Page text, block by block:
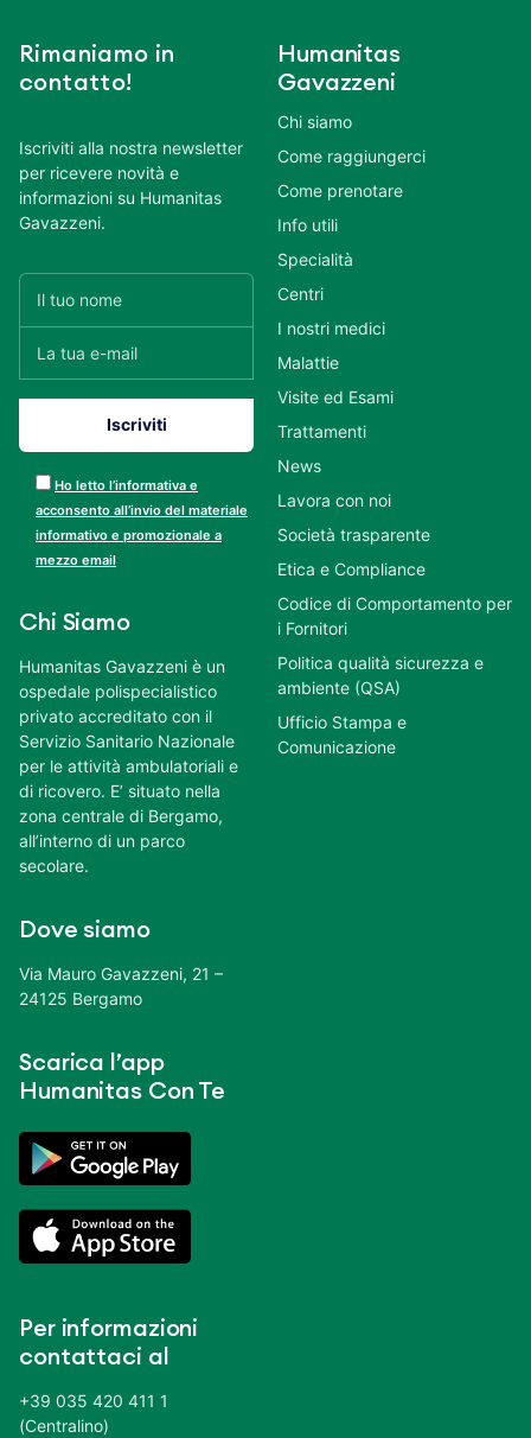
Rimaniamo in
contatto!
Iscriviti alla nostra newsletter
per ricevere novità e
informazioni su Humanitas
Gavazzeni.
Ho letto l’informativa e
acconsento all’invio del materiale
informativo e promozionale a
mezzo email
Chi Siamo
Humanitas Gavazzeni è un
ospedale polispecialistico
privato accreditato con il
Servizio Sanitario Nazionale
per le attività ambulatoriali e
di ricovero. E’ situato nella
zona centrale di Bergamo,
all’interno di un parco
secolare.
Dove siamo
Via Mauro Gavazzeni, 21 –
24125 Bergamo
Scarica l’app
Humanitas Con Te
Per informazioni
contattaci al
+39 035 420 411 1
(Centralino)
Humanitas
Gavazzeni
Chi siamo
Come raggiungerci
Come prenotare
Info utili
Specialità
Centri
I nostri medici
Malattie
Visite ed Esami
Trattamenti
News
Lavora con noi
Società trasparente
Etica e Compliance
Codice di Comportamento per
i Fornitori
Politica qualità sicurezza e
ambiente (QSA)
Ufficio Stampa e
Comunicazione